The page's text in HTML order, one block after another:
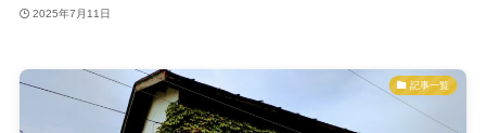
2025年7月11日
記事一覧